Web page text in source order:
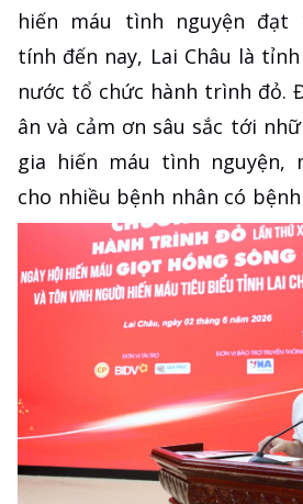
hiến máu tình nguyện đạt
tính đến nay, Lai Châu là
nước tổ chức hành trình đỏ.
ân và cảm ơn sâu sắc tới
gia hiến máu tình nguyện,
cho nhiều bệnh nhân có